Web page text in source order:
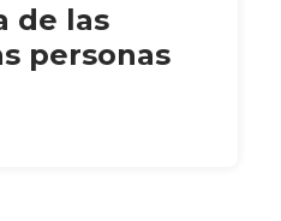
de las
personas